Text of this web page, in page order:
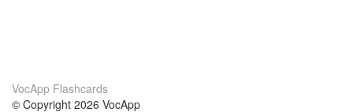
VocApp Flashcards
© Copyright 2026 VocApp